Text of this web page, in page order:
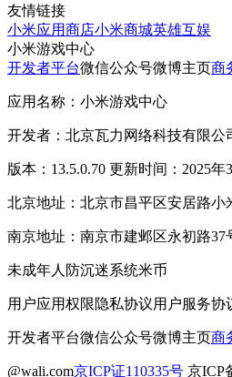
友情链接
小米应用商店小米商城英雄互娱
小米游戏中心
开发者平台微信公众号微博主页商
应用名称：小米游戏中心
开发者：北京瓦力网络科技有限公
版本：13.5.0.70 更新时间：2025年
北京地址：北京市昌平区安居路小
南京地址：南京市建邺区永初路37
未成年人防沉迷系统米币
用户应用权限隐私协议用户服务协
开发者平台微信公众号微博主页商
@wali.com京ICP证110335号 京ICP